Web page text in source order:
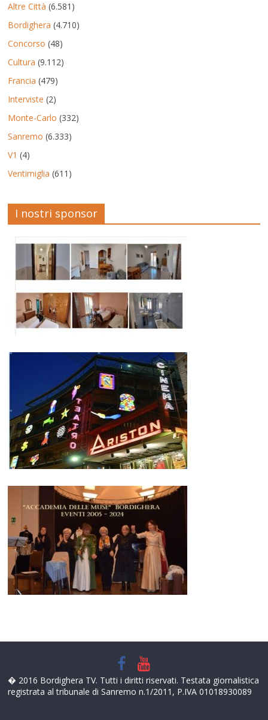
Altre Città (6.581)
Bordighera (4.710)
Concorso (48)
Cultura (9.112)
Francia (479)
Interviste (2)
Monte-Carlo (332)
Sanremo (6.333)
V1 (4)
Ventimiglia (611)
I nostri sponsor
� 2016 Bordighera TV. Tutti i diritti riservati. Testata giornalistica
registrata al tribunale di Sanremo n.1/2011, P.IVA 01018930089